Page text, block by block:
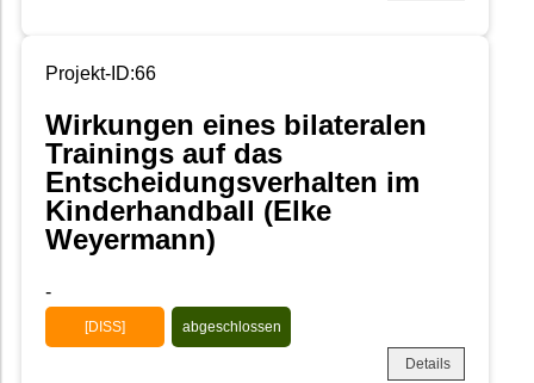
Projekt-ID:66
Wirkungen eines bilateralen
Trainings auf das
Entscheidungsverhalten im
Kinderhandball (Elke
Weyermann)
-
[DISS] abgeschlossen
Details